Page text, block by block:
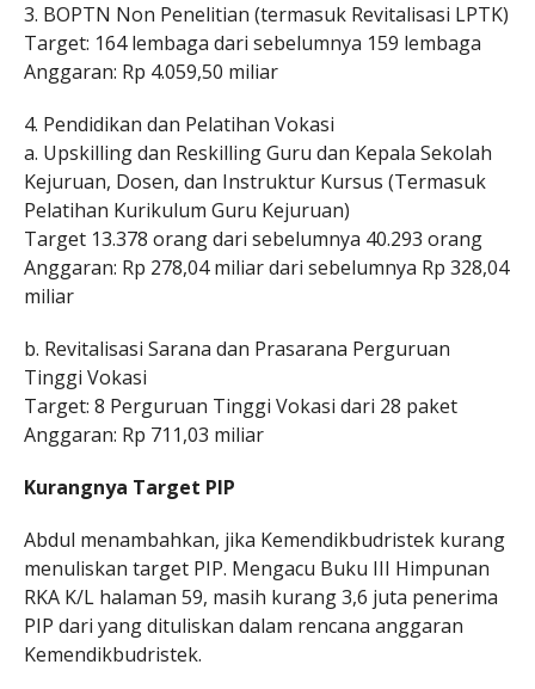
3. BOPTN Non Penelitian (termasuk Revitalisasi LPTK)
Target: 164 lembaga dari sebelumnya 159 lembaga
Anggaran: Rp 4.059,50 miliar
4. Pendidikan dan Pelatihan Vokasi
a. Upskilling dan Reskilling Guru dan Kepala Sekolah
Kejuruan, Dosen, dan Instruktur Kursus (Termasuk
Pelatihan Kurikulum Guru Kejuruan)
Target 13.378 orang dari sebelumnya 40.293 orang
Anggaran: Rp 278,04 miliar dari sebelumnya Rp 328,04
miliar
b. Revitalisasi Sarana dan Prasarana Perguruan
Tinggi Vokasi
Target: 8 Perguruan Tinggi Vokasi dari 28 paket
Anggaran: Rp 711,03 miliar
Kurangnya Target PIP
Abdul menambahkan, jika Kemendikbudristek kurang
menuliskan target PIP. Mengacu Buku III Himpunan
RKA K/L halaman 59, masih kurang 3,6 juta penerima
PIP dari yang dituliskan dalam rencana anggaran
Kemendikbudristek.